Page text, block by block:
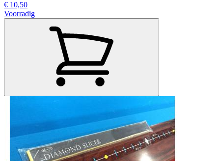
€ 10,50
Voorradig